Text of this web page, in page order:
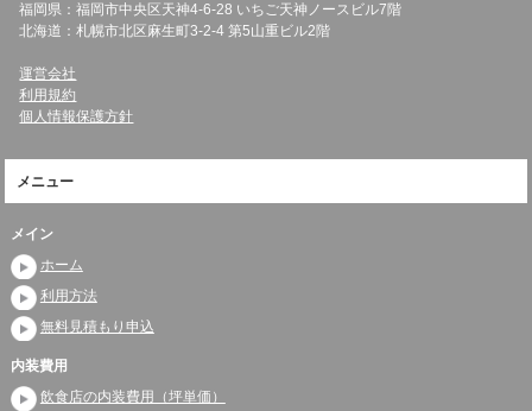
福岡県：福岡市中央区天神4-6-28 いちご天神ノースビル7階
北海道：札幌市北区麻生町3-2-4 第5山重ビル2階
運営会社
利用規約
個人情報保護方針
メニュー
メイン
ホーム
利用方法
無料見積もり申込
内装費用
飲食店の内装費用（坪単価）